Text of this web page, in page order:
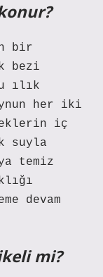
bir
bezi
ılık
her iki
iç
suyla
temiz
devam
mi?